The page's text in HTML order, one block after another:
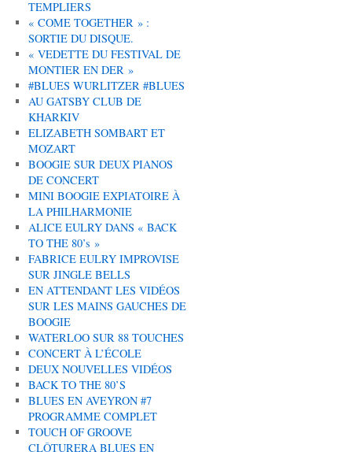
TEMPLIERS
« COME TOGETHER » :
SORTIE DU DISQUE.
« VEDETTE DU FESTIVAL DE
MONTIER EN DER »
#BLUES WURLITZER #BLUES
AU GATSBY CLUB DE
KHARKIV
ELIZABETH SOMBART ET
MOZART
BOOGIE SUR DEUX PIANOS
DE CONCERT
MINI BOOGIE EXPIATOIRE À
LA PHILHARMONIE
ALICE EULRY DANS « BACK
TO THE 80’s »
FABRICE EULRY IMPROVISE
SUR JINGLE BELLS
EN ATTENDANT LES VIDÉOS
SUR LES MAINS GAUCHES DE
BOOGIE
WATERLOO SUR 88 TOUCHES
CONCERT À L’ÉCOLE
DEUX NOUVELLES VIDÉOS
BACK TO THE 80’S
BLUES EN AVEYRON #7
PROGRAMME COMPLET
TOUCH OF GROOVE
CLÔTURERA BLUES EN